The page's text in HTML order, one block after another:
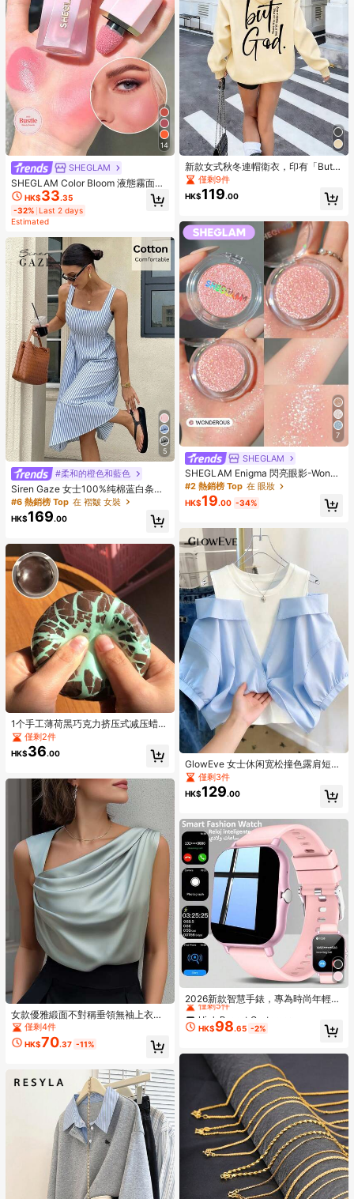
14
SHEGLAM
SHEGLAM Color Bloom 液態霧面腮
紅-Love Cake 品牌美妝化妝品 適合
女士與女孩
HK$33.35
-32% Last 2 days
Estimated
5
#柔和的橙色和藍色
Siren Gaze 女士100%纯棉蓝白条纹
方领无袖长连衣裙，巴黎风情夏季度
假装扮，日常通勤工作夏季连衣裙
#6 熱銷榜 Top 在 褶皺 女裝
HK$169.00
1个手工薄荷黑巧克力挤压式减压蜡
球，挤压时口感酥脆，男女皆宜，是
派对礼品或礼物的完美之选，适合14
岁以上人群的解压玩具，节日、生
僅剩2件
HK$36.00
女款優雅緞面不對稱垂領無袖上衣，
飄逸時尚吊帶背心，適合上班與約
會，大尺碼休閒夏季穿搭
僅剩4件
HK$70.37 -11%
新款女式秋冬連帽衛衣，印有「But G
od」圖案，柔軟舒適，抓絨內裡，休
閒秋季上衣
僅剩9件
HK$119.00
7
SHEGLAM
SHEGLAM Enigma 閃亮眼影-Wonde
rous 品牌美妝化妝品 適合女士與女孩
#2 熱銷榜 Top 在 眼妝
HK$19.00 -34%
GlowEve 女士休闲宽松撞色露肩短袖
衬衫僅剩3件
HK$129.00
2026新款智慧手錶，專為時尚年輕女
性、男性與情侶設計，支援無線通
話、音樂控制，相容 Android/iOS 手
機，派對、新年、情人節、復活節、
High Repeat Customers
僅剩5件
High Repeat Customers
僅剩5件
High Repeat Customers
僅剩5件
僅剩5件
HK$98.65 -2%